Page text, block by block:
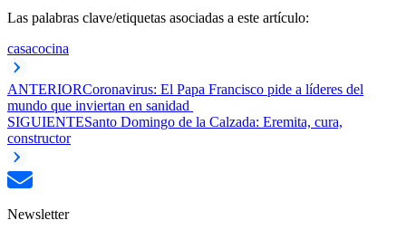
Las palabras clave/etiquetas asociadas a este artículo:
casacocina
ANTERIORCoronavirus: El Papa Francisco pide a líderes del
mundo que inviertan en sanidad
SIGUIENTESanto Domingo de la Calzada: Eremita, cura,
constructor
Newsletter